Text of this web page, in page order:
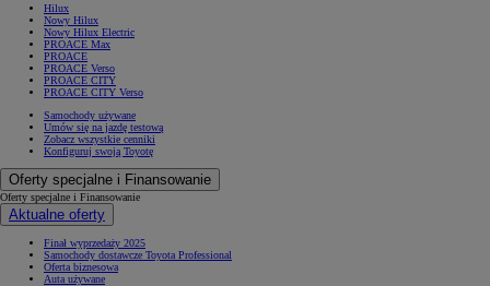
Hilux
Nowy Hilux
Nowy Hilux Electric
PROACE Max
PROACE
PROACE Verso
PROACE CITY
PROACE CITY Verso
Samochody używane
Umów się na jazdę testową
Zobacz wszystkie cenniki
Konfiguruj swoją Toyotę
Oferty specjalne i Finansowanie
Oferty specjalne i Finansowanie
Aktualne oferty
Finał wyprzedaży 2025
Samochody dostawcze Toyota Professional
Oferta biznesowa
Auta używane